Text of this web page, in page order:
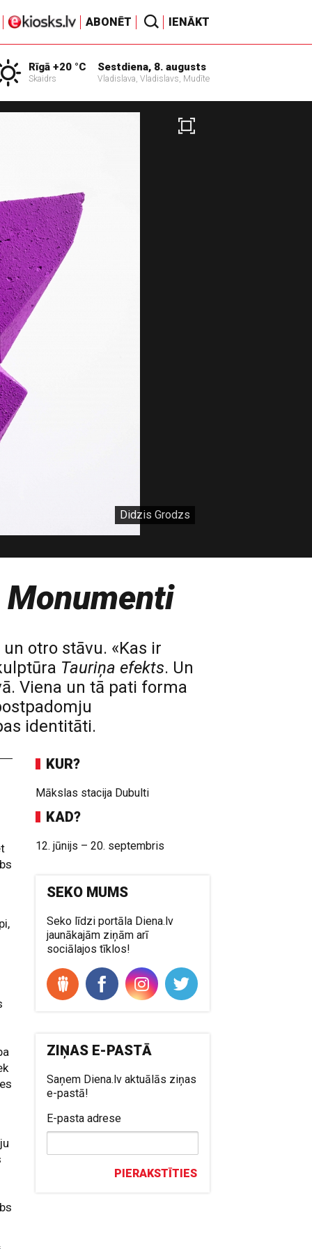
ABONĒT IENĀKT
Rīgā +20 °C
Skaidrs
Sestdiena, 8. augusts
Vladislava, Vladislavs, Mudīte
Didzis Grodzs
Monumenti
otro stāvu. «Kas ir
Tauriņa efekts. Un
Viena un tā pati forma
identitāti.
KUR?
Mākslas stacija Dubulti
KAD?
12. jūnijs – 20. septembris
SEKO MUMS
Seko līdzi portāla Diena.lv
jaunākajām ziņām arī
sociālajos tīklos!
ZIŅAS E-PASTĀ
Saņem Diena.lv aktuālās ziņas
e-pastā!
E-pasta adrese
PIERAKSTĪTIES